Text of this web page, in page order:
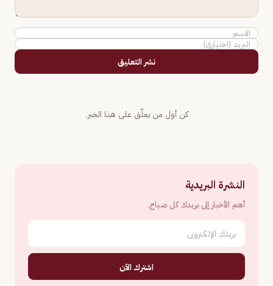
نشر التعليق
كن أول من يعلّق على هذا الخبر.
النشرة البريدية
أهم الأخبار إلى بريدك كل صباح.
اشترك الآن